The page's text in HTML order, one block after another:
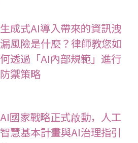
生成式AI導入帶來的資訊洩
漏風險是什麼？律師教您如
何透過「AI內部規範」進行
防禦策略
AI國家戰略正式啟動，人工
智慧基本計畫與AI治理指引